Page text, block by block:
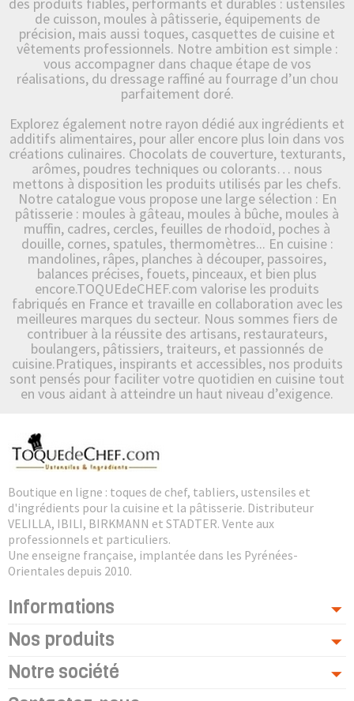
des produits fiables, performants et durables : ustensiles
de cuisson, moules à pâtisserie, équipements de
précision, mais aussi toques, casquettes de cuisine et
vêtements professionnels. Notre ambition est simple :
vous accompagner dans chaque étape de vos
réalisations, du dressage raffiné au fourrage d’un chou
parfaitement doré.
Explorez également notre rayon dédié aux ingrédients et
additifs alimentaires, pour aller encore plus loin dans vos
créations culinaires. Chocolats de couverture, texturants,
arômes, poudres techniques ou colorants… nous
mettons à disposition les produits utilisés par les chefs.
Notre catalogue vous propose une large sélection : En
pâtisserie : moules à gâteau, moules à bûche, moules à
muffin, cadres, cercles, feuilles de rhodoïd, poches à
douille, cornes, spatules, thermomètres... En cuisine :
mandolines, râpes, planches à découper, passoires,
balances précises, fouets, pinceaux, et bien plus
encore.TOQUEdeCHEF.com valorise les produits
fabriqués en France et travaille en collaboration avec les
meilleures marques du secteur. Nous sommes fiers de
contribuer à la réussite des artisans, restaurateurs,
boulangers, pâtissiers, traiteurs, et passionnés de
cuisine.Pratiques, inspirants et accessibles, nos produits
sont pensés pour faciliter votre quotidien en cuisine tout
en vous aidant à atteindre un haut niveau d’exigence.
Boutique en ligne : toques de chef, tabliers, ustensiles et
d'ingrédients pour la cuisine et la pâtisserie. Distributeur
VELILLA, IBILI, BIRKMANN et STADTER. Vente aux
professionnels et particuliers.
Une enseigne française, implantée dans les Pyrénées-
Orientales depuis 2010.
Informations
Nos produits
Notre société